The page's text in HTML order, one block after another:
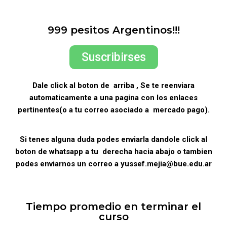
999 pesitos Argentinos!!!
Suscribirses
Dale click al boton de arriba , Se te reenviara
automaticamente a una pagina con los enlaces
pertinentes(o a tu correo asociado a mercado pago).
Si tenes alguna duda podes enviarla dandole click al
boton de whatsapp a tu derecha hacia abajo o tambien
podes enviarnos un correo a yussef.mejia@bue.edu.ar
Tiempo promedio en terminar el
curso